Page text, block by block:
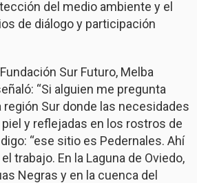
del medio ambiente y el
de diálogo y participación
Sur Futuro, Melba
“Si alguien me pregunta
región Sur donde las necesidades
y reflejadas en los rostros de
“ese sitio es Pedernales. Ahí
trabajo. En la Laguna de Oviedo,
Negras y en la cuenca del